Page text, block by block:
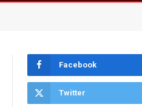
Facebook
Twitter